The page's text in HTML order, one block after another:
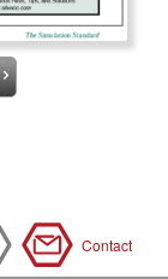
Contact